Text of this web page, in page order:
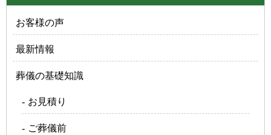
お客様の声
最新情報
葬儀の基礎知識
お見積り
ご葬儀前